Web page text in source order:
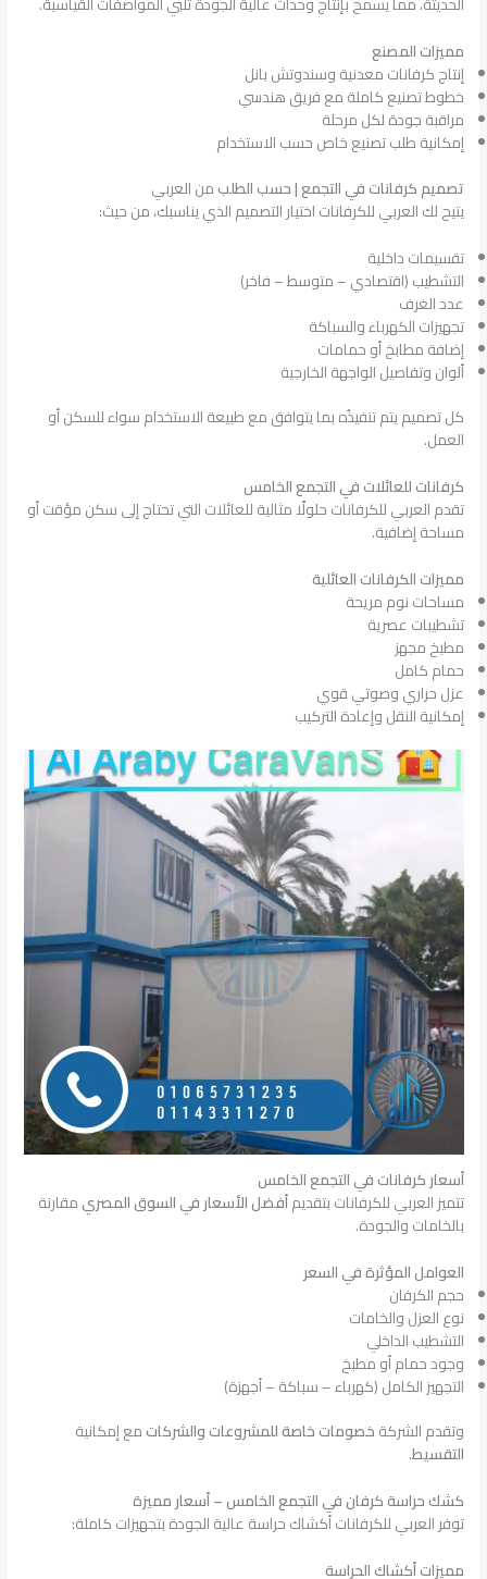
مميزات المصنع
إنتاج كرفانات معدنية وسندوتش بانل
خطوط تصنيع كاملة مع فريق هندسي
مراقبة جودة لكل مرحلة
إمكانية طلب تصنيع خاص حسب الاستخدام
تصميم كرفانات في التجمع | حسب الطلبمن العربي
يتيح لك العربي للكرفانات اختيار التصميم الذي يناسبك، من حيث:
تقسيمات داخلية
التشطيب (اقتصادي – متوسط – فاخر)
عدد الغرف
تجهيزات الكهرباء والسباكة
إضافة مطابخ أو حمامات
ألوان وتفاصيل الواجهة الخارجية
كل تصميم يتم تنفيذُه بما يتوافق مع طبيعة الاستخدام سواء للسكن أو
العمل.
كرفانات للعائلات في التجمع الخامس
تقدم العربي للكرفانات حلولًا مثالية للعائلات التي تحتاج إلى سكن مؤقت أو
مساحة إضافية.
مميزات الكرفانات العائلية
مساحات نوم مريحة
تشطيبات عصرية
مطبخ مجهز
حمام كامل
عزل حراري وصوتي قوي
إمكانية النقل وإعادة التركيب
أسعار كرفانات في التجمع الخامس
تتميز العربي للكرفانات بتقديمأفضل الأسعار في السوق المصريمقارنة
بالخامات والجودة.
العوامل المؤثرة في السعر
حجم الكرفان
نوع العزل والخامات
التشطيب الداخلي
وجود حمام أو مطبخ
التجهيز الكامل (كهرباء – سباكة – أجهزة)
وتقدم الشركةخصومات خاصة للمشروعات والشركاتمع إمكانية
التقسيط.
كشك حراسة كرفان في التجمع الخامس – أسعار مميزة
توفر العربي للكرفانات أكشاك حراسة عالية الجودة بتجهيزات كاملة:
مميزات أكشاك الحراسة